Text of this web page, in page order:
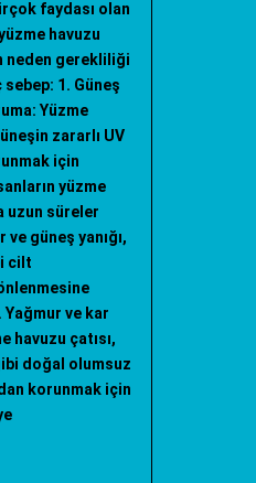
faydası olan
havuzu
neden gerekliliği
sebep: 1. Güneş
Yüzme
zararlı UV
için
yüzme
uzun süreler
ve güneş yanığı,
cilt
Yağmur ve kar
havuzu çatısı,
doğal olumsuz
korunmak için